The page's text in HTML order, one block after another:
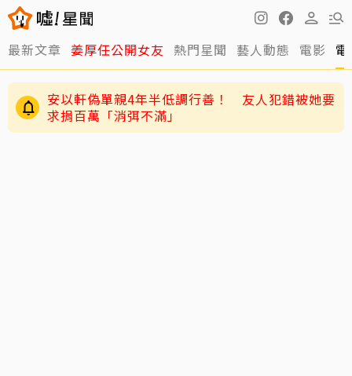
最新文章 姜厚任公開女友 熱門星聞 藝人動態 電影
安以軒偽單親4年半低調行善！ 友人犯錯被她要
求捐百萬「消弭不滿」